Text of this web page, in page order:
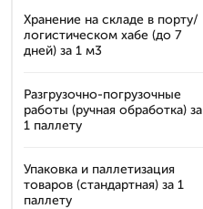
Хранение на складе в порту/
логистическом хабе (до 7
дней) за 1 м3
Разгрузочно-погрузочные
работы (ручная обработка) за
1 паллету
Упаковка и паллетизация
товаров (стандартная) за 1
паллету